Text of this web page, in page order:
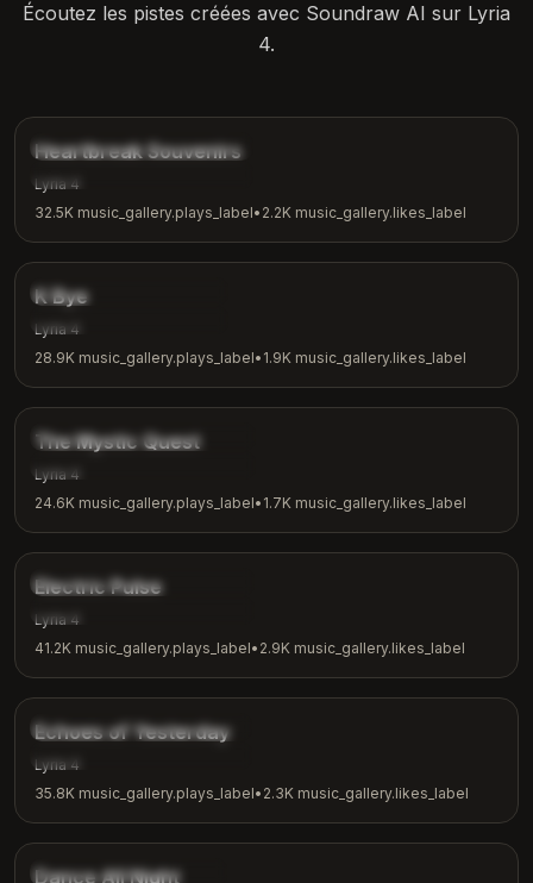
Écoutez les pistes créées avec Soundraw AI sur Lyria
4.
music_gallery.tags.ballad
Heartbreak Souvenirs
Lyria 4
32.5K music_gallery.plays_label• 2.2K music_gallery.likes_label
music_gallery.tags.indie
K Bye
Lyria 4
28.9K music_gallery.plays_label• 1.9K music_gallery.likes_label
music_gallery.tags.fantasy
The Mystic Quest
Lyria 4
24.6K music_gallery.plays_label• 1.7K music_gallery.likes_label
music_gallery.tags.electronic
Electric Pulse
Lyria 4
41.2K music_gallery.plays_label• 2.9K music_gallery.likes_label
music_gallery.tags.nostalgic
Echoes of Yesterday
Lyria 4
35.8K music_gallery.plays_label• 2.3K music_gallery.likes_label
music_gallery.tags.dance
Dance All Night